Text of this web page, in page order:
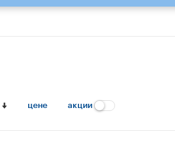
цене акции